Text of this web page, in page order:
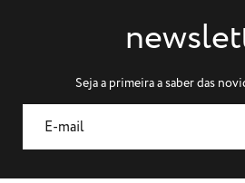
Seja a primeira a saber das